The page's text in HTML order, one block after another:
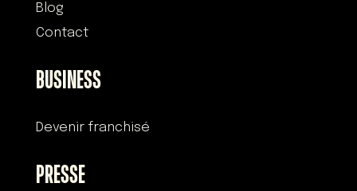
Blog
Contact
BUSINESS
Devenir franchisé
PRESSE